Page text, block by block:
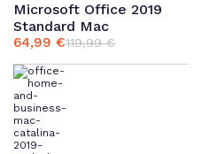
Microsoft Office 2019
Standard Mac
119,99€
Ursprünglicher
Preis
war:
119,99 €
64,99€
Aktueller
Preis
ist:
64,99 €.